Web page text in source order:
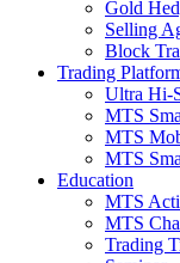
Gold
Selling
Block
Trading
Ultra Hi-
MTS
MTS
MTS
Education
MTS
MTS
Trading